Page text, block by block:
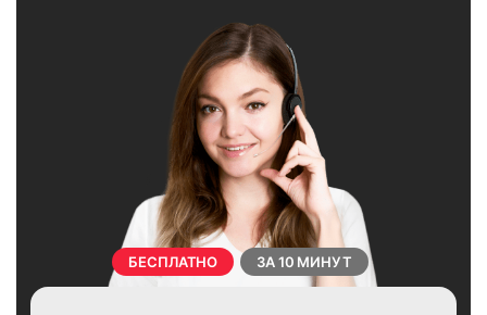
БЕСПЛАТНО ЗА 10 МИНУТ